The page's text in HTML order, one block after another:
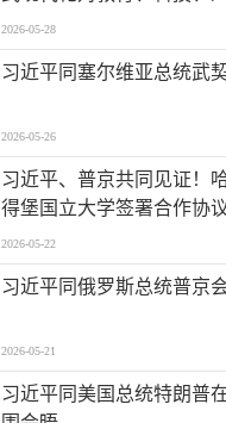
2026-05-28
习近平同塞尔维亚总统武
2026-05-26
习近平、普京共同见证！
得堡国立大学签署合作协
2026-05-22
习近平同俄罗斯总统普京
2026-05-21
习近平同美国总统特朗普